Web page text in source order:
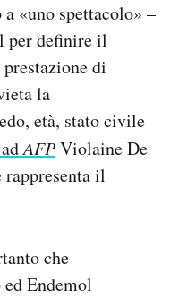
«uno spettacolo» –
per definire il
di
la
età, stato civile
AFPViolaine De
il
che
Endemol